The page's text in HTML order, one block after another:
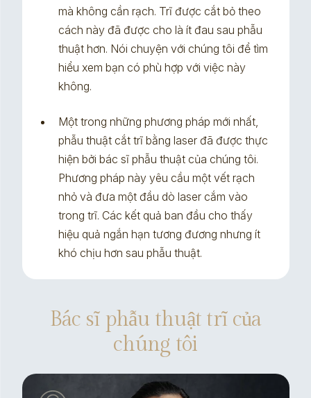
mà không cần rạch. Trĩ được cắt bỏ theo
cách này đã được cho là ít đau sau phẫu
thuật hơn. Nói chuyện với chúng tôi để tìm
hiểu xem bạn có phù hợp với việc này
không.
Một trong những phương pháp mới nhất,
phẫu thuật cắt trĩ bằng laser đã được thực
hiện bởi bác sĩ phẫu thuật của chúng tôi.
Phương pháp này yêu cầu một vết rạch
nhỏ và đưa một đầu dò laser cắm vào
trong trĩ. Các kết quả ban đầu cho thấy
hiệu quả ngắn hạn tương đương nhưng ít
khó chịu hơn sau phẫu thuật.
Bác sĩ phẫu thuật trĩ của
chúng tôi